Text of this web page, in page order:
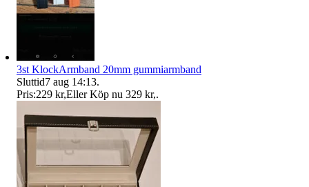
3st KlockArmband 20mm gummiarmband
Sluttid7 aug 14:13.
Pris:229 kr,Eller Köp nu 329 kr,.